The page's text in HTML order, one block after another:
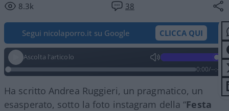
8.3k 38
Segui nicolaporro.it su Google CLICCA QUI
Ascolta l'articolo
0:00/--:--
Ha scritto Andrea Ruggieri, un pragmatico, un
esasperato, sotto la foto instagram della “Festa